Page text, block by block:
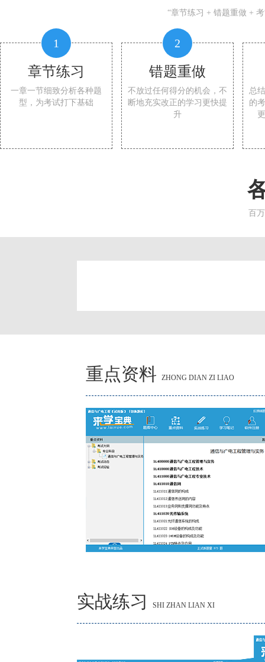
“章节练习 + 错题重做 +
1
章节练习
一章一节细致分析各种题
型，为考试打下基础
2
错题重做
不放过任何得分的机会，不
断地充实改正的学习更快提
升
总
的
百
重点资料 ZHONG DIAN ZI LIAO
实战练习 SHI ZHAN LIAN XI